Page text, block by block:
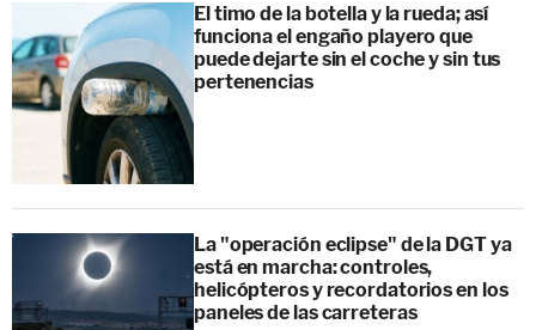
El timo de la botella y la rueda; así
funciona el engaño playero que
puede dejarte sin el coche y sin tus
pertenencias
La "operación eclipse" de la DGT ya
está en marcha: controles,
helicópteros y recordatorios en los
paneles de las carreteras